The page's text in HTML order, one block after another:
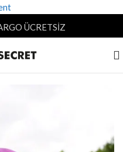
ÜCRETSİZ